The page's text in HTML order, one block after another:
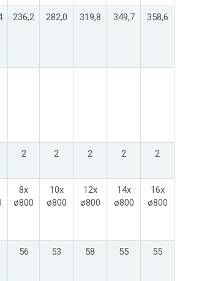
236,2 282,0 319,8 349,7 358,6
2 2 2 2 2
8x
ø800
10x
ø800
12x
ø800
14x
ø800
16x
ø800
56 53 58 55 55